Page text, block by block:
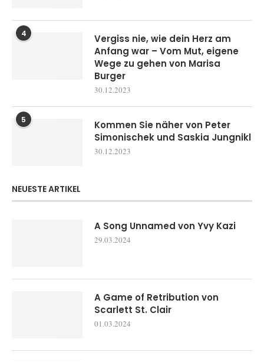
4
Vergiss nie, wie dein Herz am
Anfang war – Vom Mut, eigene
Wege zu gehen von Marisa
Burger
30.12.2023
5
Kommen Sie näher von Peter
Simonischek und Saskia Jungnikl
30.12.2023
NEUESTE ARTIKEL
A Song Unnamed von Yvy Kazi
29.03.2024
A Game of Retribution von
Scarlett St. Clair
01.03.2024